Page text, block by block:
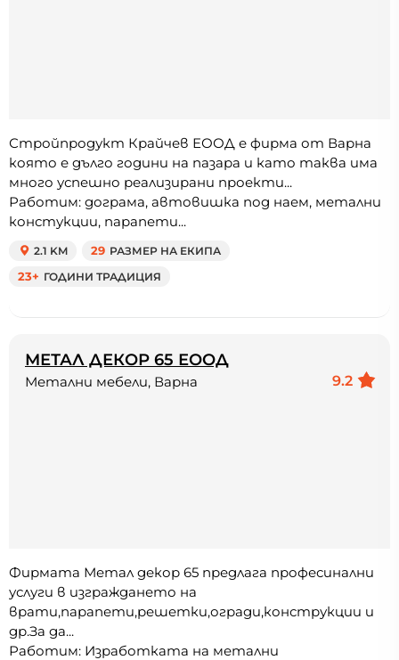
Стройпродукт Крайчев ЕООД е фирма от Варна
която е дълго години на пазара и като таква има
много успешно реализирани проекти...
Работим: дограма, автовишка под наем, метални
констукции, парапети...
2.1 KM 29 РАЗМЕР НА ЕКИПА
23+ ГОДИНИ ТРАДИЦИЯ
МЕТАЛ ДЕКОР 65 ЕООД
9.2
Метални мебели, Варна
Фирмата Метал декор 65 предлага професинални
услуги в изграждането на
врати,парапети,решетки,огради,конструкции и
др.За да...
Работим: Изработката на метални